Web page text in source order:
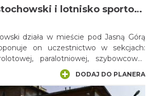
Aeroklub Częstochowski i lotnisko sportowe w Rudnikach
działa w mieście pod Jasną Górą
on uczestnictwo w sekcjach:
paralotniowej, szybowcowej,
Z klubem związani są
przykład Janusz Darocha – wielokrotny
i Polski. Lotnisko macierzyste
DODAJ DO PLANERA